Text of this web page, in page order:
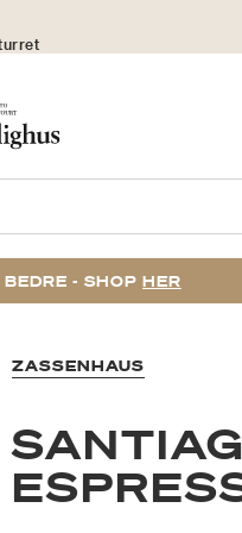
- SHOP HER
ZASSENHAUS